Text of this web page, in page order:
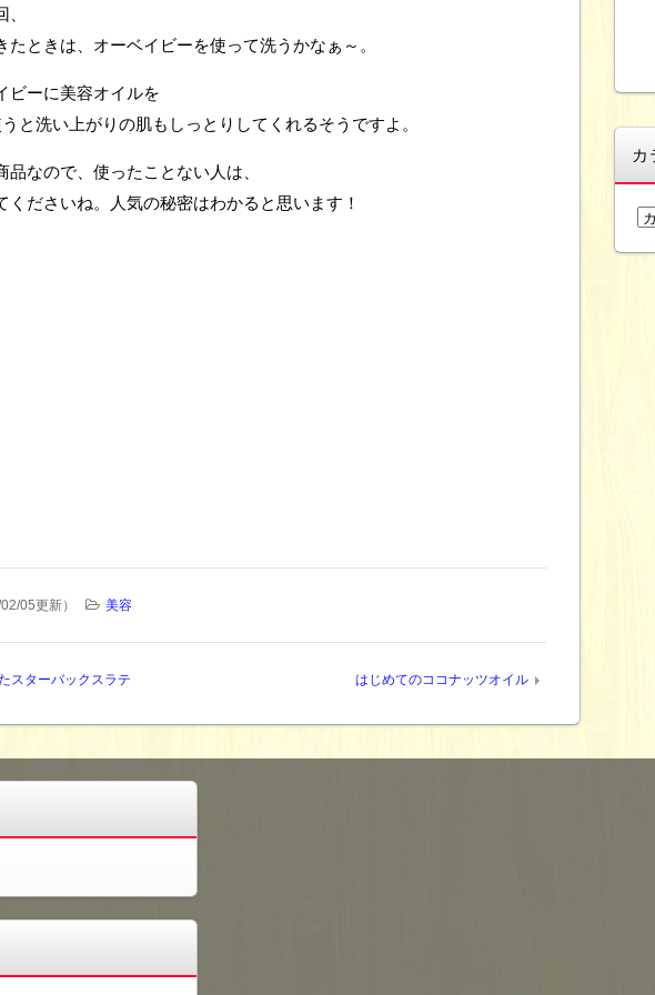
たときは、オーベイビーを使って洗うかなぁ～。
ビーに美容オイルを
と洗い上がりの肌もしっとりしてくれるそうですよ。
品なので、使ったことない人は、
くださいね。人気の秘密はわかると思います！
05更新） 美容
スターバックスラテ はじめてのココナッツオイル
カ
カ